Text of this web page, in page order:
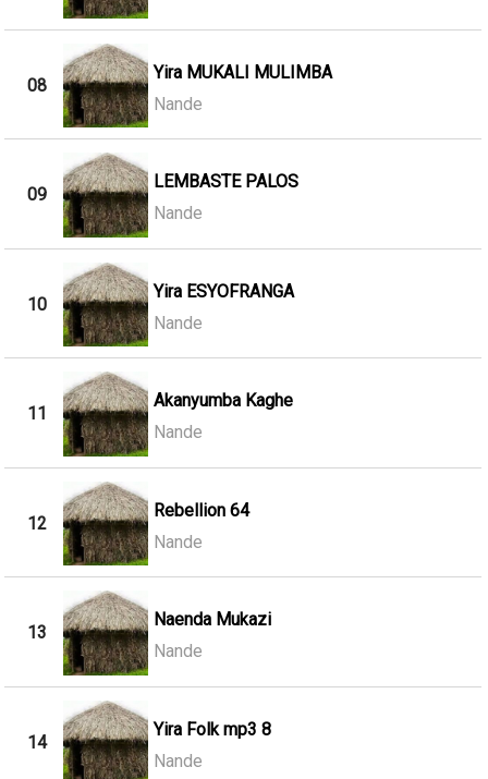
08
Yira MUKALI MULIMBA
Nande
09
LEMBASTE PALOS
Nande
10
Yira ESYOFRANGA
Nande
11
Akanyumba Kaghe
Nande
12
Rebellion 64
Nande
13
Naenda Mukazi
Nande
14
Yira Folk mp3 8
Nande